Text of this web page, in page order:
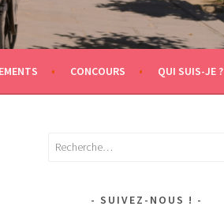
CONCOURS QUI SUIS-JE ?
Rechercher :
SUIVEZ-NOUS !